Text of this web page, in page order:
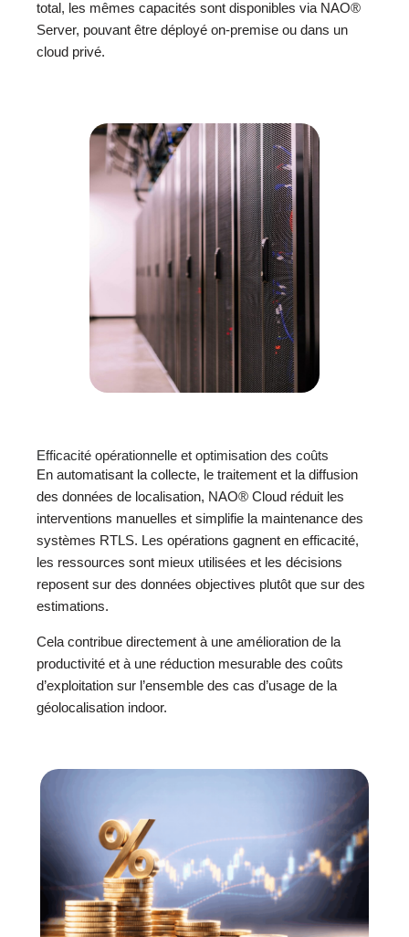
total, les mêmes capacités sont disponibles via NAO®
Server, pouvant être déployé on-premise ou dans un
cloud privé.
Efficacité opérationnelle et optimisation des coûts
En automatisant la collecte, le traitement et la diffusion
des données de localisation, NAO® Cloud réduit les
interventions manuelles et simplifie la maintenance des
systèmes RTLS. Les opérations gagnent en efficacité,
les ressources sont mieux utilisées et les décisions
reposent sur des données objectives plutôt que sur des
estimations.
Cela contribue directement à une amélioration de la
productivité et à une réduction mesurable des coûts
d’exploitation sur l’ensemble des cas d’usage de la
géolocalisation indoor.